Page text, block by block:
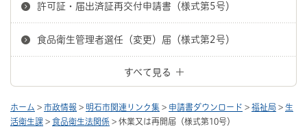
許可証・届出済証再交付申請書（様式第5号）
食品衛生管理者選任（変更）届（様式第2号）
すべて見る
ホーム > 市政情報 > 明石市関連リンク集 > 申請書ダウンロード > 福祉局 > 生
活衛生課 > 食品衛生法関係 > 休業又は再開届（様式第10号）